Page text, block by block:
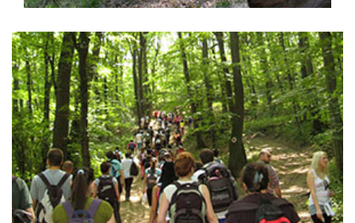
Planina Gučevo
planinarenje
,
uživanje